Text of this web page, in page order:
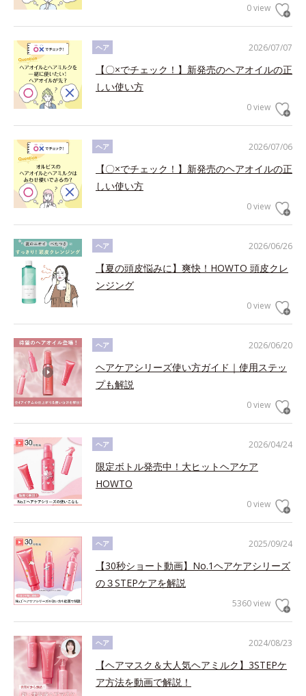
0 view
2026/07/07
ヘア
【〇×でチェック！】新発売のヘアオイルの正
しい使い方
0 view
2026/07/06
ヘア
【〇×でチェック！】新発売のヘアオイルの正
しい使い方
0 view
2026/06/26
ヘア
【夏の頭皮悩みに】爽快！HOWTO 頭皮クレ
ンジング
0 view
2026/06/20
ヘア
ヘアケアシリーズ使い方ガイド｜使用ステッ
プも解説
0 view
2026/04/24
ヘア
限定ボトル発売中！大ヒットヘアケア
HOWTO
0 view
2025/09/24
ヘア
【30秒ショート動画】No.1ヘアケアシリーズ
の３STEPケアを解説
5360 view
2024/08/23
ヘア
【ヘアマスク＆大人気ヘアミルク】3STEPケ
ア方法を動画で解説！